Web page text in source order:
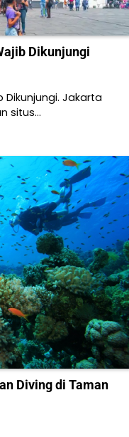
Dikunjungi
Jakarta
situs…
Diving di Taman